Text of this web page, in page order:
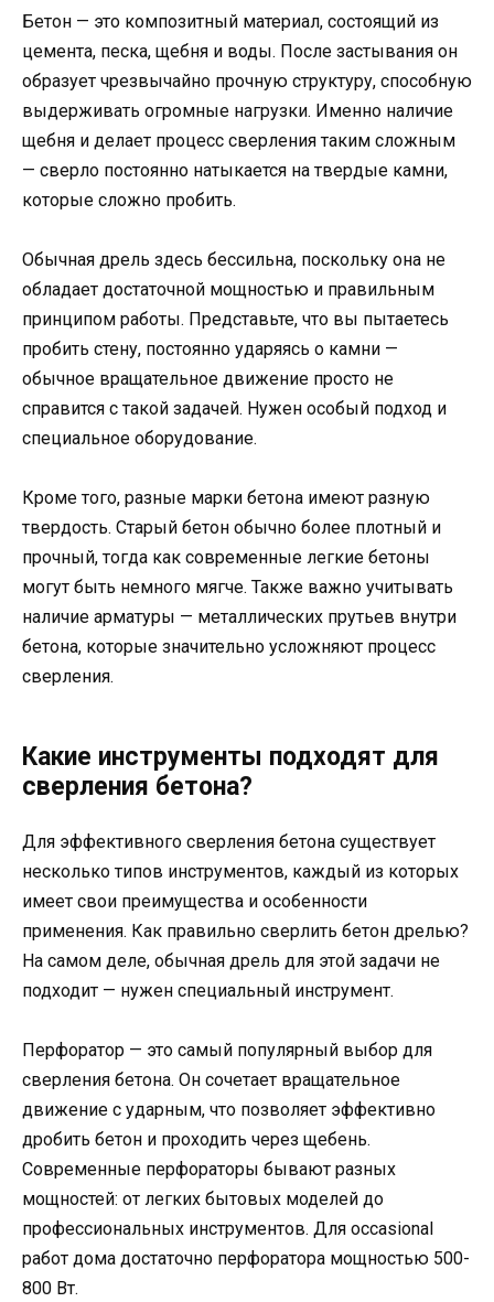
Бетон — это композитный материал, состоящий из
цемента, песка, щебня и воды. После застывания он
образует чрезвычайно прочную структуру, способную
выдерживать огромные нагрузки. Именно наличие
щебня и делает процесс сверления таким сложным
— сверло постоянно натыкается на твердые камни,
которые сложно пробить.
Обычная дрель здесь бессильна, поскольку она не
обладает достаточной мощностью и правильным
принципом работы. Представьте, что вы пытаетесь
пробить стену, постоянно ударяясь о камни —
обычное вращательное движение просто не
справится с такой задачей. Нужен особый подход и
специальное оборудование.
Кроме того, разные марки бетона имеют разную
твердость. Старый бетон обычно более плотный и
прочный, тогда как современные легкие бетоны
могут быть немного мягче. Также важно учитывать
наличие арматуры — металлических прутьев внутри
бетона, которые значительно усложняют процесс
сверления.
Какие инструменты подходят для
сверления бетона?
Для эффективного сверления бетона существует
несколько типов инструментов, каждый из которых
имеет свои преимущества и особенности
применения. Как правильно сверлить бетон дрелью?
На самом деле, обычная дрель для этой задачи не
подходит — нужен специальный инструмент.
Перфоратор — это самый популярный выбор для
сверления бетона. Он сочетает вращательное
движение с ударным, что позволяет эффективно
дробить бетон и проходить через щебень.
Современные перфораторы бывают разных
мощностей: от легких бытовых моделей до
профессиональных инструментов. Для occasional
работ дома достаточно перфоратора мощностью 500-
800 Вт.